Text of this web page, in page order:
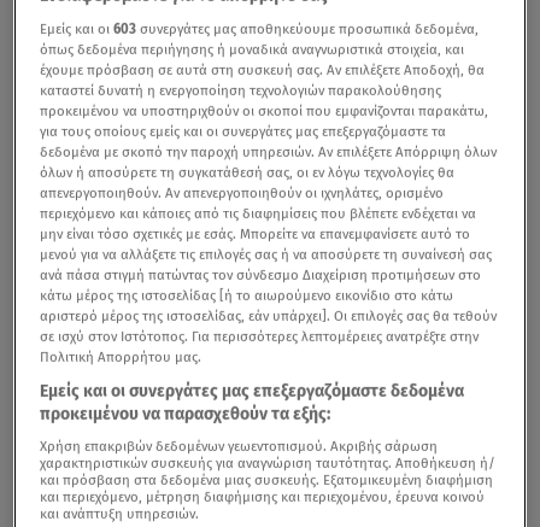
Εμείς και οι603 συνεργάτες μας αποθηκεύουμε προσωπικά δεδομένα,
όπως δεδομένα περιήγησης ή μοναδικά αναγνωριστικά στοιχεία, και
έχουμε πρόσβαση σε αυτά στη συσκευή σας. Αν επιλέξετε Αποδοχή, θα
καταστεί δυνατή η ενεργοποίηση τεχνολογιών παρακολούθησης
προκειμένου να υποστηριχθούν οι σκοποί που εμφανίζονται παρακάτω,
για τους οποίους εμείς και οι συνεργάτες μας επεξεργαζόμαστε τα
δεδομένα με σκοπό την παροχή υπηρεσιών. Αν επιλέξετε Απόρριψη όλων
όλων ή αποσύρετε τη συγκατάθεσή σας, οι εν λόγω τεχνολογίες θα
απενεργοποιηθούν. Αν απενεργοποιηθούν οι ιχνηλάτες, ορισμένο
περιεχόμενο και κάποιες από τις διαφημίσεις που βλέπετε ενδέχεται να
μην είναι τόσο σχετικές με εσάς. Μπορείτε να επανεμφανίσετε αυτό το
μενού για να αλλάξετε τις επιλογές σας ή να αποσύρετε τη συναίνεσή σας
ανά πάσα στιγμή πατώντας τον σύνδεσμο Διαχείριση προτιμήσεων στο
κάτω μέρος της ιστοσελίδας [ή το αιωρούμενο εικονίδιο στο κάτω
αριστερό μέρος της ιστοσελίδας, εάν υπάρχει]. Οι επιλογές σας θα τεθούν
σε ισχύ στον Ιστότοπος. Για περισσότερες λεπτομέρειες ανατρέξτε στην
Πολιτική Απορρήτου μας.
Εμείς και οι συνεργάτες μας επεξεργαζόμαστε δεδομένα
προκειμένου να παρασχεθούν τα εξής:
Χρήση επακριβών δεδομένων γεωεντοπισμού. Ακριβής σάρωση
χαρακτηριστικών συσκευής για αναγνώριση ταυτότητας. Αποθήκευση ή/
και πρόσβαση στα δεδομένα μιας συσκευής. Εξατομικευμένη διαφήμιση
και περιεχόμενο, μέτρηση διαφήμισης και περιεχομένου, έρευνα κοινού
και ανάπτυξη υπηρεσιών.